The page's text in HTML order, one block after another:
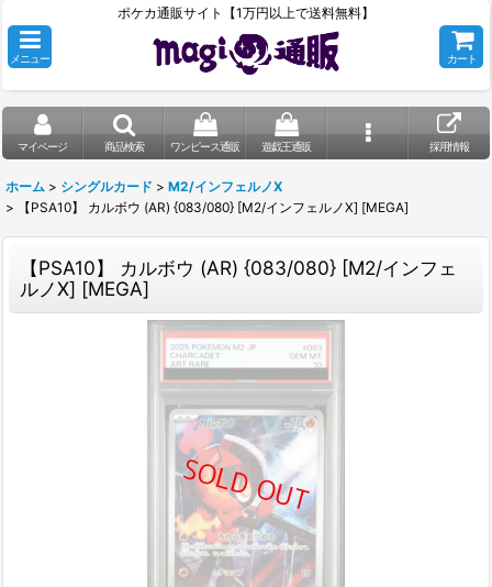
ポケカ通販サイト【1万円以上で送料無料】
メニュー カート
マイページ 商品検索 ワンピース通販 遊戯王通販 採用情報
ホーム > シングルカード > M2/インフェルノX
>
【PSA10】 カルボウ (AR) {083/080} [M2/インフェルノX] [MEGA]
【PSA10】 カルボウ (AR) {083/080} [M2/インフェ
ルノX] [MEGA]